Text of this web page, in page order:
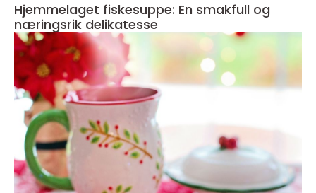
Hjemmelaget fiskesuppe: En smakfull og
næringsrik delikatesse